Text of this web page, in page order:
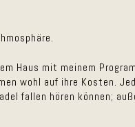
Haus mit meinem
wohl auf ihre Kosten.
fallen hören können;